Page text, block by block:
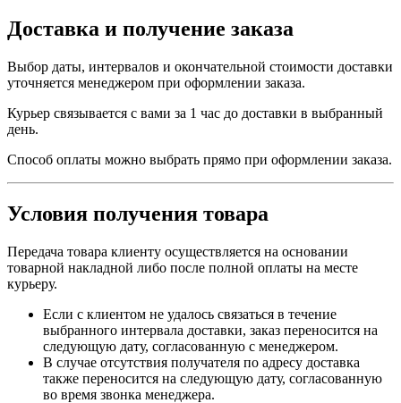
Доставка и получение заказа
Выбор даты, интервалов и окончательной стоимости доставки
уточняется менеджером при оформлении заказа.
Курьер связывается с вами за 1 час до доставки в выбранный
день.
Способ оплаты можно выбрать прямо при оформлении заказа.
Условия получения товара
Передача товара клиенту осуществляется на основании
товарной накладной либо после полной оплаты на месте
курьеру.
Если с клиентом не удалось связаться в течение
выбранного интервала доставки, заказ переносится на
следующую дату, согласованную с менеджером.
В случае отсутствия получателя по адресу доставка
также переносится на следующую дату, согласованную
во время звонка менеджера.